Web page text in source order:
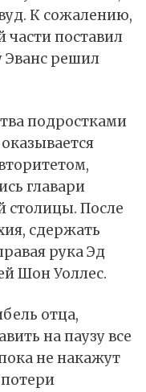
К сожалению,
поставил
Эванс решил
подростками
главари
столицы. После
сдержать
рука Эд
Шон Уоллес.
отца,
на паузу все
не накажут